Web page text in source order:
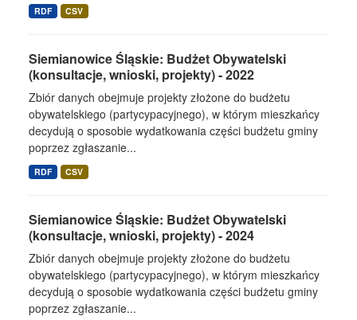
RDF CSV
Siemianowice Śląskie: Budżet Obywatelski
(konsultacje, wnioski, projekty) - 2022
Zbiór danych obejmuje projekty złożone do budżetu
obywatelskiego (partycypacyjnego), w którym mieszkańcy
decydują o sposobie wydatkowania części budżetu gminy
poprzez zgłaszanie...
RDF CSV
Siemianowice Śląskie: Budżet Obywatelski
(konsultacje, wnioski, projekty) - 2024
Zbiór danych obejmuje projekty złożone do budżetu
obywatelskiego (partycypacyjnego), w którym mieszkańcy
decydują o sposobie wydatkowania części budżetu gminy
poprzez zgłaszanie...